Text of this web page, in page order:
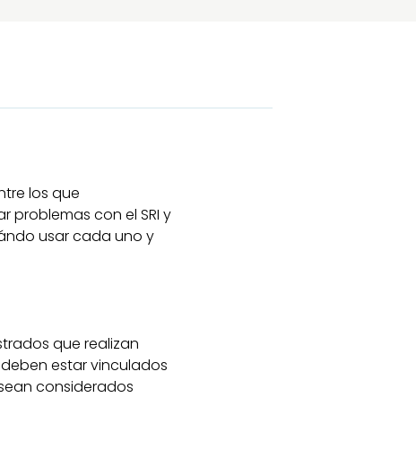
los que
problemas con el SRI y
usar cada uno y
que realizan
estar vinculados
considerados